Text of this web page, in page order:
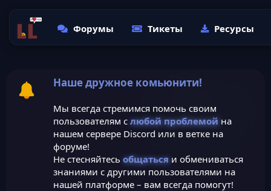
Форумы Тикеты Ресурсы
Наше дружное комьюнити!
Мы всегда стремимся помочь своим
пользователям с любой проблемойна
нашем сервере Discord или в ветке на
форуме!
Не стесняйтесь общатьсяи обмениваться
знаниями с другими пользователями на
нашей платформе – вам всегда помогут!